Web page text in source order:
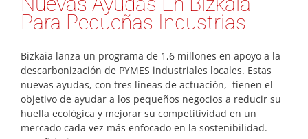
Para Pequeñas Industrias
Bizkaia lanza un programa de 1,6 millones en apoyo a la
descarbonización de PYMES industriales locales. Estas
nuevas ayudas, con tres líneas de actuación, tienen el
objetivo de ayudar a los pequeños negocios a reducir su
huella ecológica y mejorar su competitividad en un
mercado cada vez más enfocado en la sostenibilidad.